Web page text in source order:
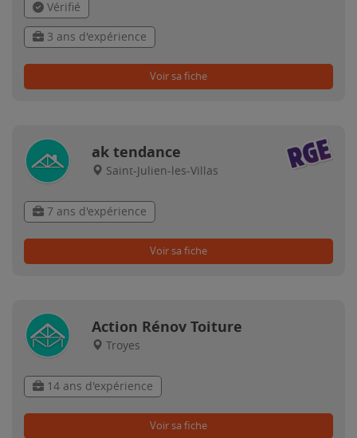
Vérifié
3 ans d'expérience
Voir sa fiche
ak tendance
Saint-Julien-les-Villas
7 ans d'expérience
Voir sa fiche
Action Rénov Toiture
Troyes
14 ans d'expérience
Voir sa fiche